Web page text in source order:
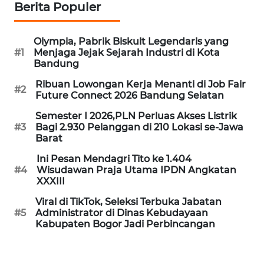
Berita Populer
#1
Olympia, Pabrik Biskuit Legendaris yang
Menjaga Jejak Sejarah Industri di Kota
Bandung
#2
Ribuan Lowongan Kerja Menanti di Job Fair
Future Connect 2026 Bandung Selatan
#3
Semester I 2026,PLN Perluas Akses Listrik
Bagi 2.930 Pelanggan di 210 Lokasi se-Jawa
Barat
#4
Ini Pesan Mendagri Tito ke 1.404
Wisudawan Praja Utama IPDN Angkatan
XXXIII
#5
Viral di TikTok, Seleksi Terbuka Jabatan
Administrator di Dinas Kebudayaan
Kabupaten Bogor Jadi Perbincangan
SUBANG
WN
SUKABUMI
WN
PURWAKARTA
WN
PRIANGAN
TIMUR
WN
SEMARANG
WN